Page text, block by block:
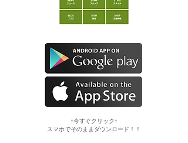
​↑今すぐクリック↑
スマホでそのままダウンロード！！